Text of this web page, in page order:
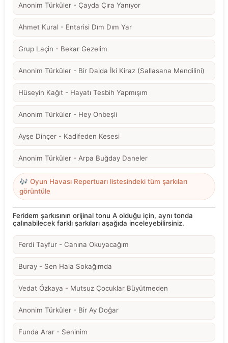
Anonim Türküler - Çayda Çıra Yanıyor
Ahmet Kural - Entarisi Dım Dım Yar
Grup Laçin - Bekar Gezelim
Anonim Türküler - Bir Dalda İki Kiraz (Sallasana Mendilini)
Hüseyin Kağıt - Hayatı Tesbih Yapmışım
Anonim Türküler - Hey Onbeşli
Ayşe Dinçer - Kadifeden Kesesi
Anonim Türküler - Arpa Buğday Daneler
🎶 Oyun Havası Repertuarı listesindeki tüm şarkıları
görüntüle
Feridem şarkısının orijinal tonu A olduğu için, aynı tonda
çalınabilecek farklı şarkıları aşağıda inceleyebilirsiniz.
Ferdi Tayfur - Canına Okuyacağım
Buray - Sen Hala Sokağımda
Vedat Özkaya - Mutsuz Çocuklar Büyütmeden
Anonim Türküler - Bir Ay Doğar
Funda Arar - Seninim